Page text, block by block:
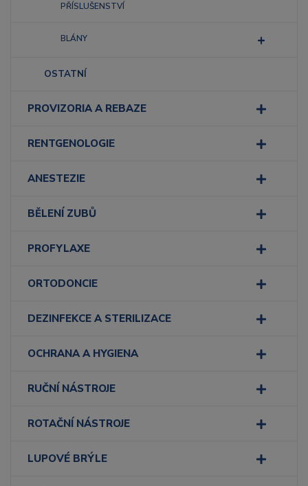
PŘÍSLUŠENSTVÍ
BLÁNY
OSTATNÍ
PROVIZORIA A REBAZE
RENTGENOLOGIE
ANESTEZIE
BĚLENÍ ZUBŮ
PROFYLAXE
ORTODONCIE
DEZINFEKCE A STERILIZACE
OCHRANA A HYGIENA
RUČNÍ NÁSTROJE
ROTAČNÍ NÁSTROJE
LUPOVÉ BRÝLE